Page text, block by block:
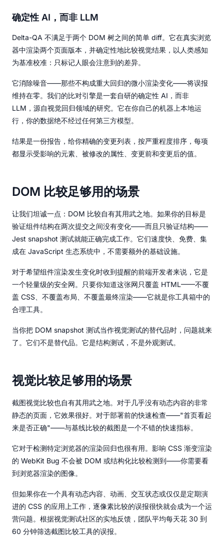
确定性 AI，而非 LLM
Delta-QA 不满足于两个 DOM 树之间的简单 diff。它在真实浏览
器中渲染两个页面版本，并确定性地比较视觉结果，以人类感知
为基准校准：只标记人眼会注意到的差异。
它消除噪音——那些不构成重大回归的微小渲染变化——将误报
维持在零。我们的比对引擎是一套自研的确定性 AI，而非
LLM，源自视觉回归领域的研究。它在你自己的机器上本地运
行，你的数据绝不经过任何第三方模型。
结果是一份报告，给你精确的变更列表，按严重程度排序，每项
都显示受影响的元素、被修改的属性、变更前和变更后的值。
DOM 比较足够用的场景
让我们坦诚一点：DOM 比较自有其用武之地。如果你的目标是
验证组件结构在两次提交之间没有变化——而且只验证结构——
Jest snapshot 测试就能正确完成工作。它们速度快、免费、集
成在 JavaScript 生态系统中，不需要额外的基础设施。
对于希望组件渲染发生变化时收到提醒的前端开发者来说，它是
一个轻量级的安全网。只要你知道这张网只覆盖 HTML——不覆
盖 CSS、不覆盖布局、不覆盖最终渲染——它就是你工具箱中的
合理工具。
当你把 DOM snapshot 测试当作视觉测试的替代品时，问题就来
了。它们不是替代品。它是结构测试，不是外观测试。
视觉比较足够用的场景
截图视觉比较也自有其用武之地。对于几乎没有动态内容的非常
静态的页面，它效果很好。对于部署前的快速检查——"首页看起
来是否正确"——与基线比较的截图是一个不错的快速指标。
它对于检测特定浏览器的渲染回归也很有用。影响 CSS 渐变渲染
的 WebKit Bug 不会被 DOM 或结构化比较检测到——你需要看
到浏览器渲染的图像。
但如果你在一个具有动态内容、动画、交互状态或仅仅是定期演
进的 CSS 的应用上工作，逐像素比较的误报很快就会成为一个运
营问题。根据视觉测试社区的实地反馈，团队平均每天花 30 到
60 分钟筛选截图比较工具的误报。